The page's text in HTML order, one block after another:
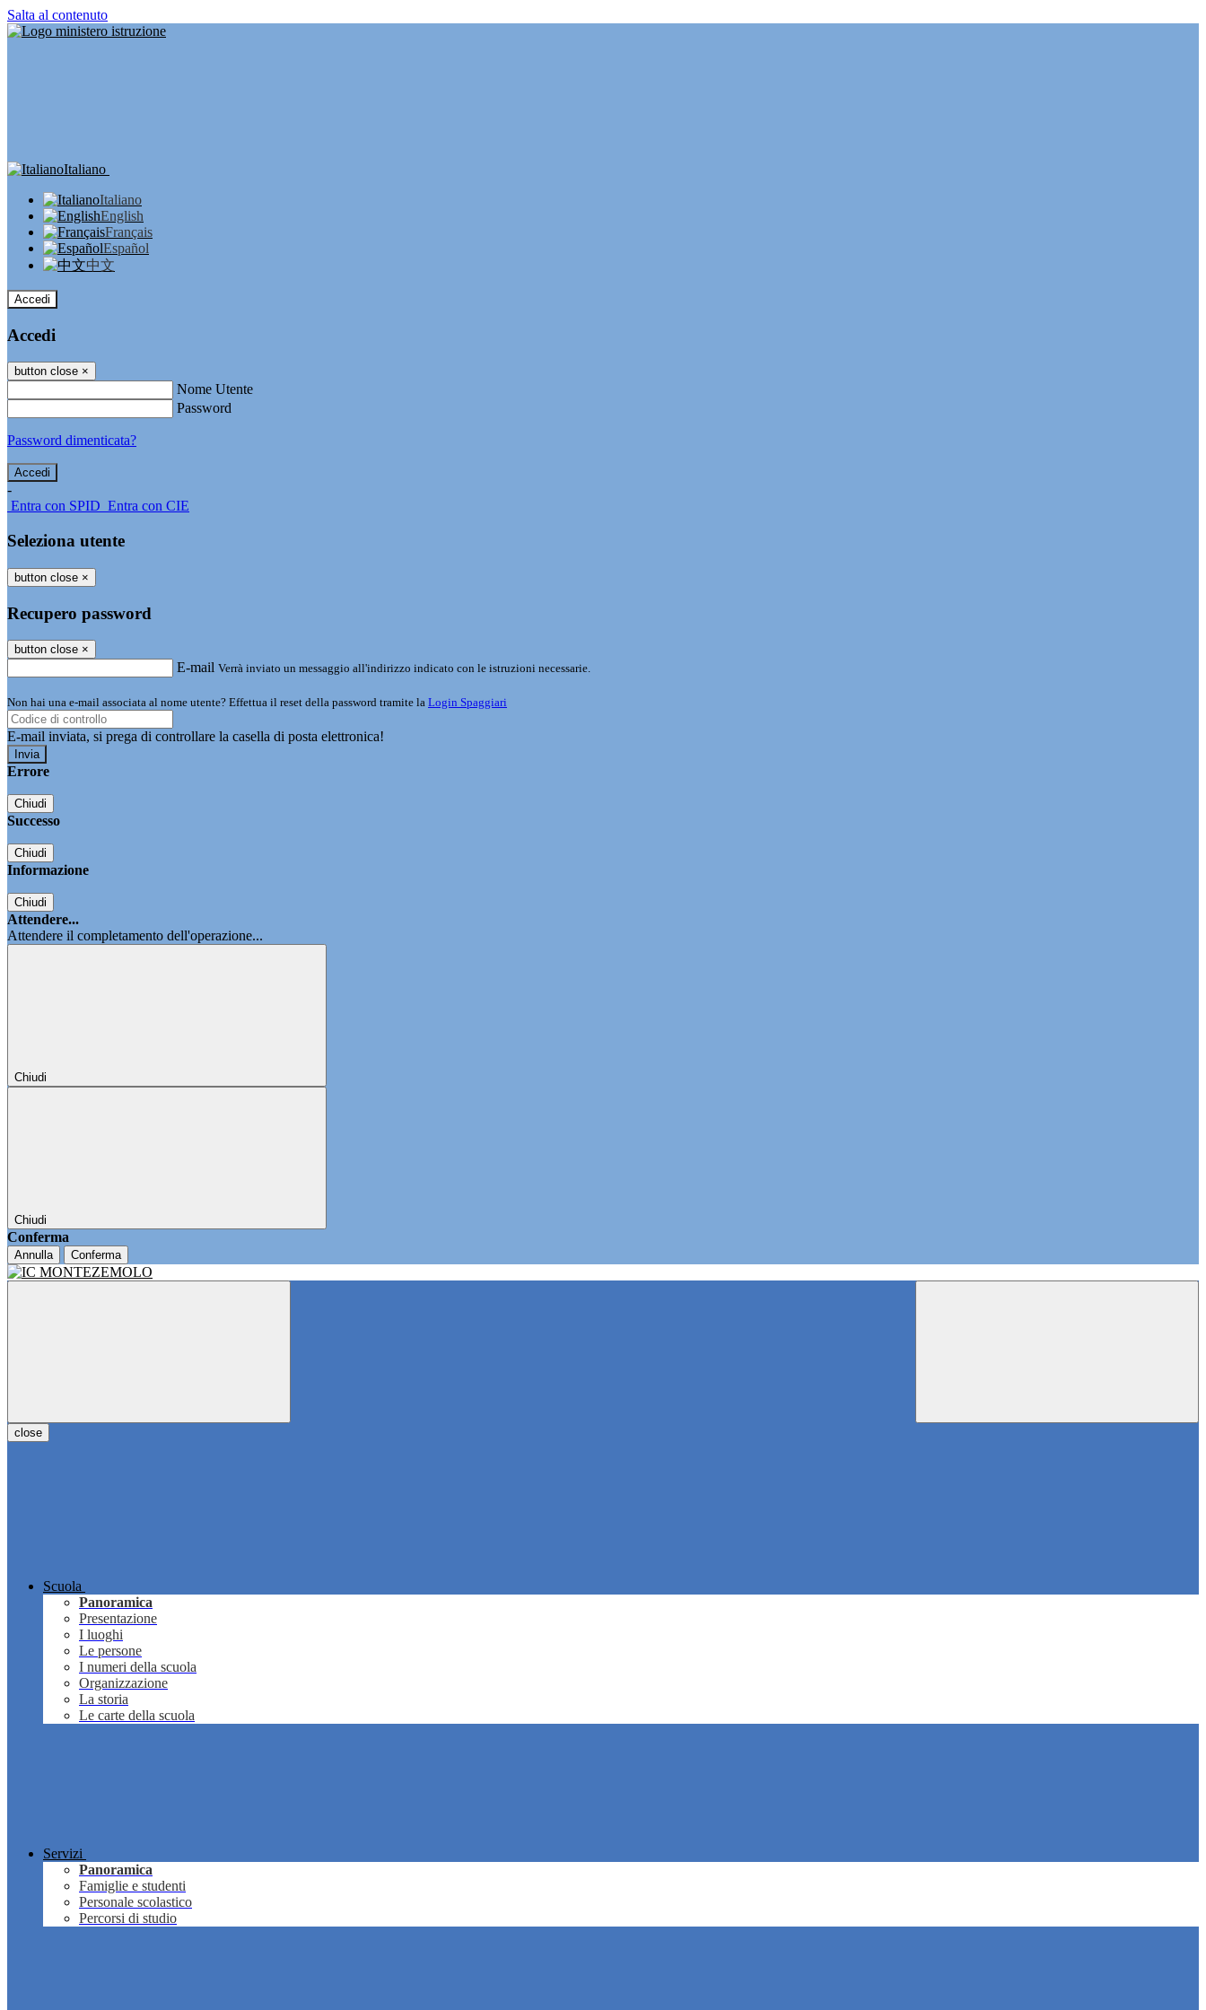
Salta al contenuto
Italiano
Italiano
English
Français
Español
中文
Accedi
Accedi
button close ×
Nome Utente
Password
Password dimenticata?
-
Entra con SPID Entra con CIE
Seleziona utente
button close ×
Recupero password
button close ×
E-mail Verrà inviato un messaggio all'indirizzo indicato con le istruzioni necessarie.
Non hai una e-mail associata al nome utente? Effettua il reset della password tramite la Login Spaggiari
E-mail inviata, si prega di controllare la casella di posta elettronica!
Errore
Chiudi
Successo
Chiudi
Informazione
Chiudi
Attendere...
Attendere il completamento dell'operazione...
Chiudi
Chiudi
Conferma
Annulla Conferma
close
Scuola
Panoramica
Presentazione
I luoghi
Le persone
I numeri della scuola
Organizzazione
La storia
Le carte della scuola
Servizi
Panoramica
Famiglie e studenti
Personale scolastico
Percorsi di studio